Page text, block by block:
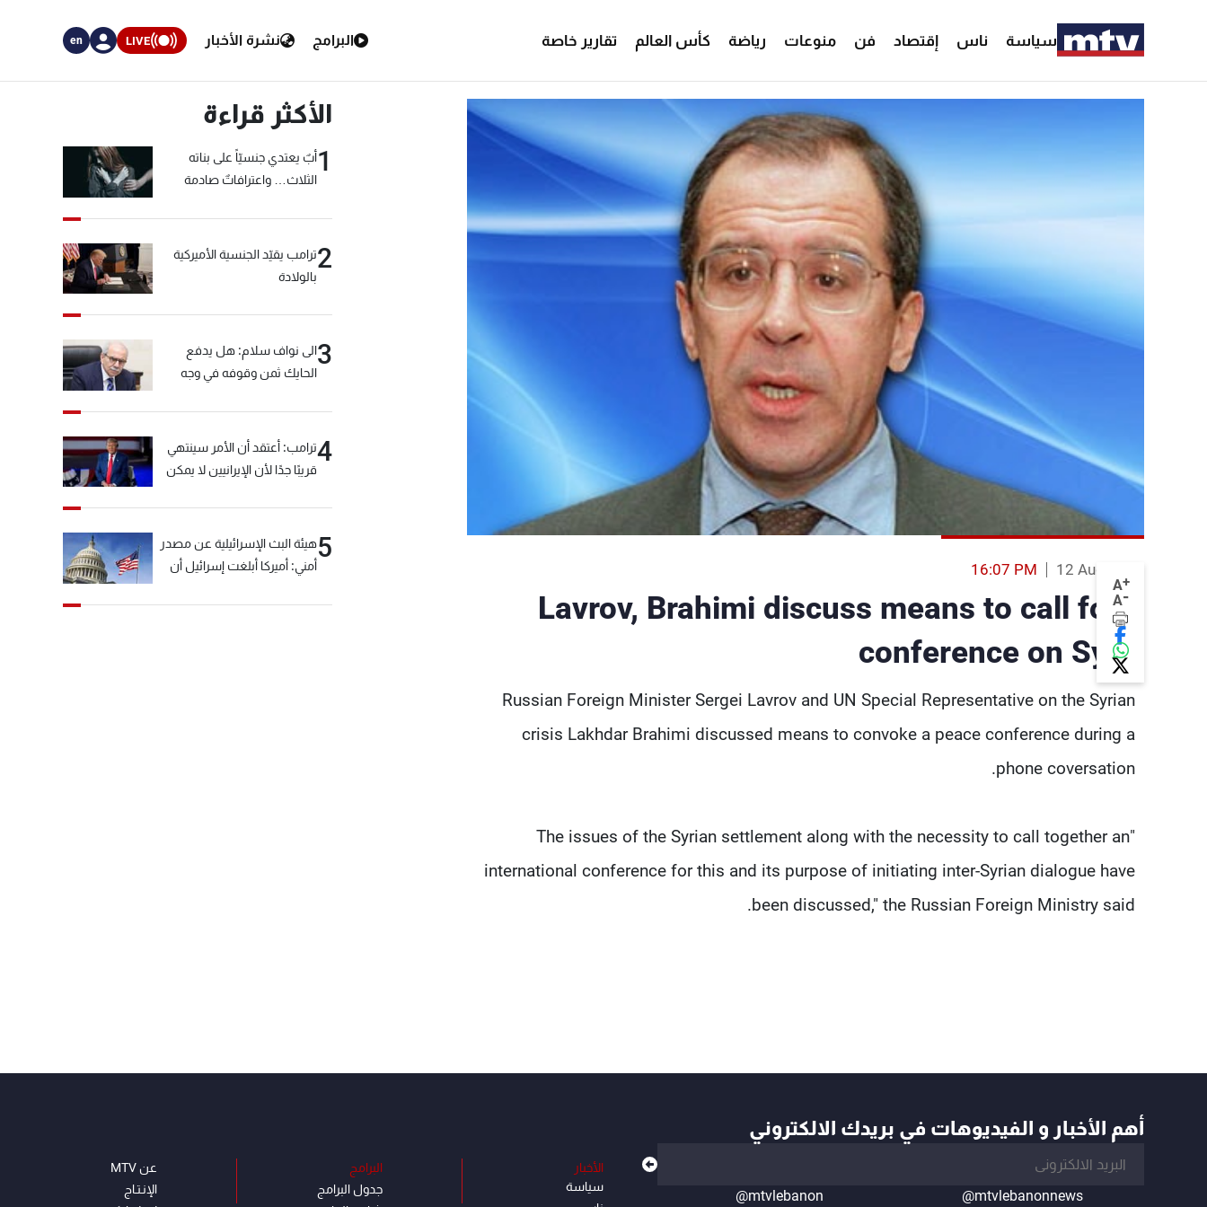
سياسة ناس إقتصاد فن منوعات رياضة كأس العالم تقارير خاصة البرامج نشرة الأخبار LIVE
en
A+
A-
12 Aug 2013
16:07 PM
Lavrov, Brahimi discuss means to call for a
conference on Syria
Russian Foreign Minister Sergei Lavrov and UN Special Representative on the Syrian
crisis Lakhdar Brahimi discussed means to convoke a peace conference during a
phone coversation.
"The issues of the Syrian settlement along with the necessity to call together an
international conference for this and its purpose of initiating inter-Syrian dialogue have
been discussed," the Russian Foreign Ministry said.
الأكثر قراءة
1أبٌ يعتدي جنسيّاً على بناته
الثلاث… واعترافاتٌ صادمة
2ترامب يقيّد الجنسية الأميركية
بالولادة
3الى نواف سلام: هل يدفع
الحايك ثمن وقوفه في وجه
4ترامب: أعتقد أن الأمر سينتهي
قريبًا جدًا لأن الإيرانيين لا يمكن
5هيئة البث الإسرائيلية عن مصدر
أمني: أميركا أبلغت إسرائيل أن
أهم الأخبار و الفيديوهات في بريدك الالكتروني
@mtvlebanonnews
@mtvlebanon
الأخبار
سياسة
البرامج
جدول البرامج
عن MTV
الإنـتـاج